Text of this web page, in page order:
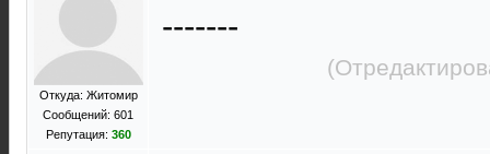
Откуда: Житомир
Сообщений: 601
Репутация: 360
-------